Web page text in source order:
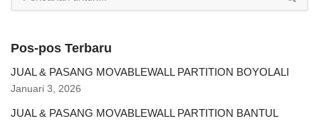
Pos-pos Terbaru
JUAL & PASANG MOVABLEWALL PARTITION BOYOLALI
Januari 3, 2026
JUAL & PASANG MOVABLEWALL PARTITION BANTUL